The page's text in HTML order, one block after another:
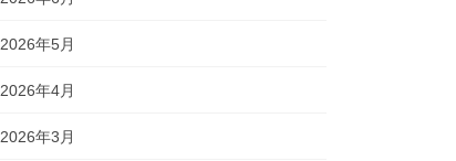
2026年5月
2026年4月
2026年3月